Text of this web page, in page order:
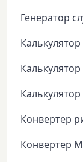
Генератор
Конвертер
Конвертер